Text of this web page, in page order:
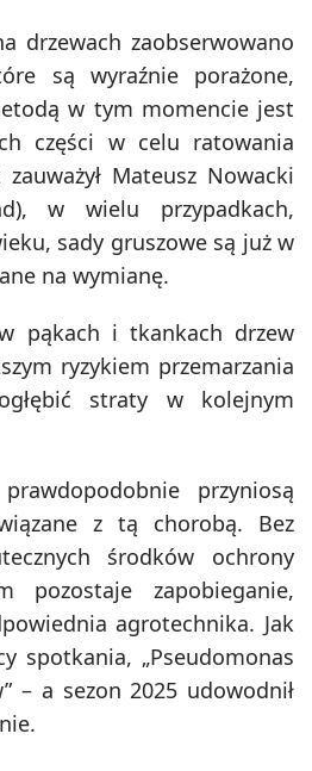
drzewach zaobserwowano
są wyraźnie porażone,
w tym momencie jest
części w celu ratowania
Mateusz Nowacki
w wielu przypadkach,
sady gruszowe są już w
na wymianę.
pąkach i tkankach drzew
ryzykiem przemarzania
straty w kolejnym
przyniosą
z tą chorobą. Bez
środków ochrony
pozostaje zapobieganie,
agrotechnika. Jak
spotkania, „Pseudomonas
– a sezon 2025 udowodnił